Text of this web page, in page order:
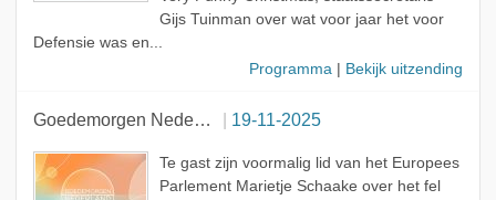
Gijs Tuinman over wat voor jaar het voor
Defensie was en...
Programma
Bekijk uitzending
Goedemorgen Nederland 19-11-2025
Te gast zijn voormalig lid van het Europees
Parlement Marietje Schaake over het fel